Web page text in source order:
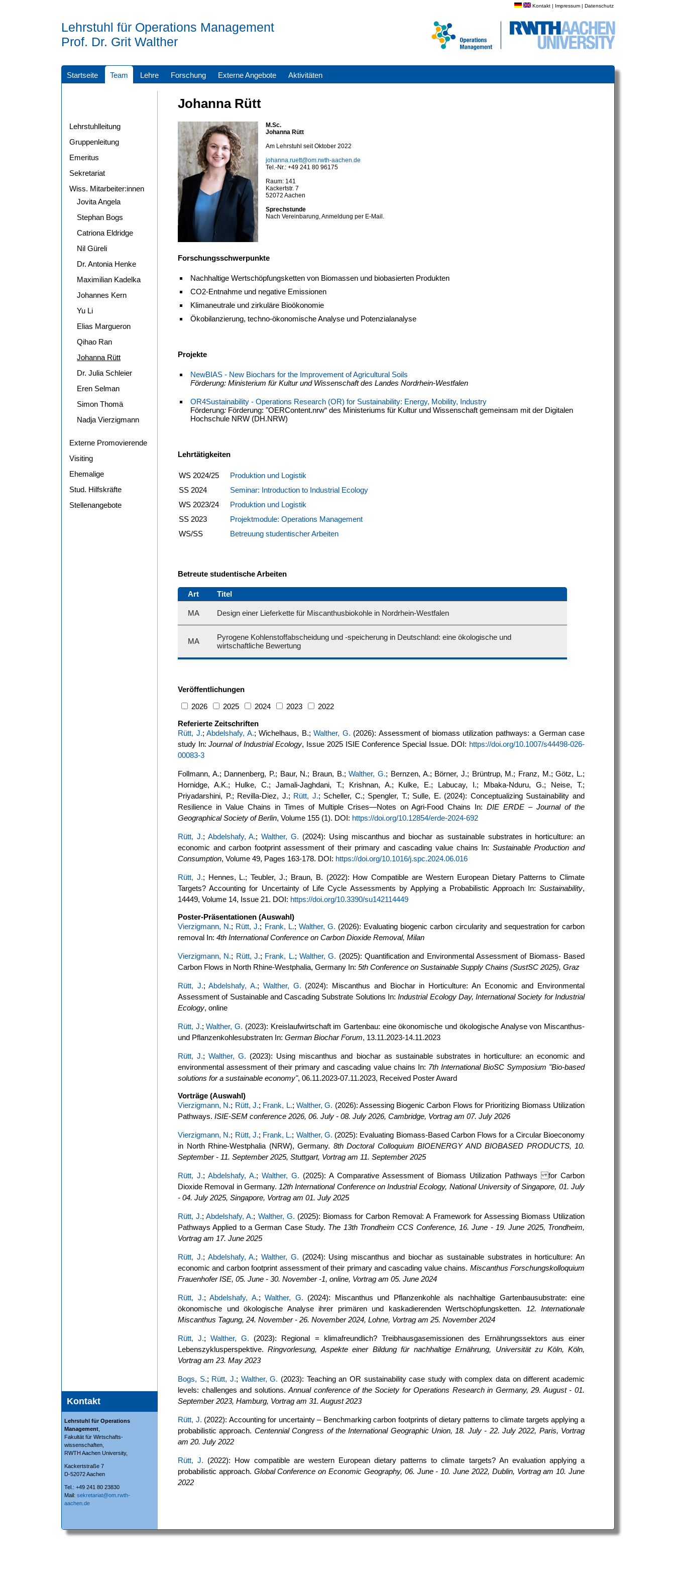
Kontakt | Impressum | Datenschutz
Lehrstuhl für Operations Management
Prof. Dr. Grit Walther
Startseite Team Lehre Forschung Externe Angebote Aktivitäten
Kontakt
Lehrstuhl für Operations
Management
Fakultät für Wirtschafts-
wissenschaften,
RWTH Aachen University,
Kackertstraße 7
D-52072 Aachen
Tel.: +49 241 80 23830
Mail: sekretariat@om.rwth-
aachen.de
Lehrstuhlleitung
Gruppenleitung
Emeritus
Sekretariat
Wiss. Mitarbeiter:innen
Jovita Angela
Stephan Bogs
Catriona Eldridge
Nil Güreli
Dr. Antonia Henke
Maximilian Kadelka
Johannes Kern
Yu Li
Elias Margueron
Qihao Ran
Johanna Rütt
Dr. Julia Schleier
Eren Selman
Simon Thomä
Nadja Vierzigmann
Externe Promovierende
Visiting
Ehemalige
Stud. Hilfskräfte
Stellenangebote
Johanna Rütt
M.Sc.
Johanna Rütt
Am Lehrstuhl seit Oktober 2022
johanna.ruett@om.rwth-aachen.de
Tel.-Nr.: +49 241 80 96175
Raum: 141
Kackertstr. 7
52072 Aachen
Sprechstunde
Nach Vereinbarung, Anmeldung per E-Mail.
Forschungsschwerpunkte
Nachhaltige Wertschöpfungsketten von Biomassen und biobasierten Produkten
CO2-Entnahme und negative Emissionen
Klimaneutrale und zirkuläre Bioökonomie
Ökobilanzierung, techno-ökonomische Analyse und Potenzialanalyse
Projekte
NewBIAS - New Biochars for the Improvement of Agricultural Soils
Förderung: Ministerium für Kultur und Wissenschaft des Landes Nordrhein-Westfalen
OR4Sustainability - Operations Research (OR) for Sustainability: Energy, Mobility, Industry
Förderung: Förderung: "OERContent.nrw“ des Ministeriums für Kultur und Wissenschaft gemeinsam mit der Digitalen
Hochschule NRW (DH.NRW)
Lehrtätigkeiten
WS 2024/25
Produktion und Logistik
SS 2024
Seminar: Introduction to Industrial Ecology
WS 2023/24
Produktion und Logistik
SS 2023
Projektmodule: Operations Management
WS/SS
Betreuung studentischer Arbeiten
Betreute studentische Arbeiten
Art Titel
MA Design einer Lieferkette für Miscanthusbiokohle in Nordrhein-Westfalen
MA
Pyrogene Kohlenstoffabscheidung und -speicherung in Deutschland: eine ökologische und
wirtschaftliche Bewertung
Veröffentlichungen
2026
2025 2024 2023
2022
Referierte Zeitschriften
Rütt, J.; Abdelshafy, A.; Wichelhaus, B.; Walther, G. (2026): Assessment of biomass utilization pathways: a German case
study In:Journal of Industrial Ecology, Issue 2025 ISIE Conference Special Issue. DOI: https://doi.org/10.1007/s44498-026-
00083-3
Follmann, A.; Dannenberg, P.; Baur, N.; Braun, B.;Walther, G.; Bernzen, A.; Börner, J.; Brüntrup, M.; Franz, M.; Götz, L.;
Hornidge, A.K.; Hulke, C.; Jamali-Jaghdani, T.; Krishnan, A.; Kulke, E.; Labucay, I.; Mbaka-Nduru, G.; Neise, T.;
Priyadarshini, P.; Revilla-Diez, J.; Rütt, J.; Scheller, C.; Spengler, T.; Sulle, E. (2024): Conceptualizing Sustainability and
Resilience in Value Chains in Times of Multiple Crises—Notes on Agri-Food Chains In:DIE ERDE – Journal of the
Geographical Society of Berlin, Volume 155 (1). DOI: https://doi.org/10.12854/erde-2024-692
Rütt, J.; Abdelshafy, A.;Walther, G. (2024): Using miscanthus and biochar as sustainable substrates in horticulture: an
economic and carbon footprint assessment of their primary and cascading value chains In: Sustainable Production and
Consumption, Volume 49, Pages 163-178. DOI: https://doi.org/10.1016/j.spc.2024.06.016
Rütt, J.; Hennes, L.; Teubler, J.; Braun, B. (2022): How Compatible are Western European Dietary Patterns to Climate
Targets? Accounting for Uncertainty of Life Cycle Assessments by Applying a Probabilistic Approach In: Sustainability,
14449, Volume 14, Issue 21. DOI: https://doi.org/10.3390/su142114449
Poster-Präsentationen (Auswahl)
Vierzigmann, N.; Rütt, J.; Frank, L.; Walther, G. (2026): Evaluating biogenic carbon circularity and sequestration for carbon
removal In: 4th International Conference on Carbon Dioxide Removal, Milan
Vierzigmann, N.; Rütt, J.; Frank, L.;Walther, G. (2025): Quantification and Environmental Assessment of Biomass- Based
Carbon Flows in North Rhine-Westphalia, Germany In: 5th Conference on Sustainable Supply Chains (SustSC 2025), Graz
Rütt, J.;Abdelshafy, A.; Walther, G. (2024): Miscanthus and Biochar in Horticulture: An Economic and Environmental
Assessment of Sustainable and Cascading Substrate Solutions In:Industrial Ecology Day, International Society for Industrial
Ecology, online
Rütt, J.;Walther, G. (2023): Kreislaufwirtschaft im Gartenbau: eine ökonomische und ökologische Analyse von Miscanthus-
und Pflanzenkohlesubstraten In: German Biochar Forum, 13.11.2023-14.11.2023
Rütt, J.;Walther, G. (2023): Using miscanthus and biochar as sustainable substrates in horticulture: an economic and
environmental assessment of their primary and cascading value chains In: 7th International BioSC Symposium "Bio-based
solutions for a sustainable economy", 06.11.2023-07.11.2023, Received Poster Award
Vorträge (Auswahl)
Vierzigmann, N.; Rütt, J.; Frank, L.; Walther, G. (2026): Assessing Biogenic Carbon Flows for Prioritizing Biomass Utilization
Pathways. ISIE-SEM conference 2026, 06. July - 08. July 2026, Cambridge, Vortrag am 07. July 2026
Vierzigmann, N.; Rütt, J.; Frank, L.; Walther, G. (2025): Evaluating Biomass-Based Carbon Flows for a Circular Bioeconomy
in North Rhine-Westphalia (NRW), Germany. 8th Doctoral Colloquium BIOENERGY AND BIOBASED PRODUCTS, 10.
September - 11. September 2025, Stuttgart, Vortrag am 11. September 2025
Rütt, J.; Abdelshafy, A.; Walther, G. (2025): A Comparative Assessment of Biomass Utilization Pathways for Carbon
Dioxide Removal in Germany. 12th International Conference on Industrial Ecology, National University of Singapore, 01. July
- 04. July 2025, Singapore, Vortrag am 01. July 2025
Rütt, J.;Abdelshafy, A.; Walther, G. (2025): Biomass for Carbon Removal: A Framework for Assessing Biomass Utilization
Pathways Applied to a German Case Study. The 13th Trondheim CCS Conference, 16. June - 19. June 2025, Trondheim,
Vortrag am 17. June 2025
Rütt, J.; Abdelshafy, A.; Walther, G. (2024): Using miscanthus and biochar as sustainable substrates in horticulture: An
economic and carbon footprint assessment of their primary and cascading value chains. Miscanthus Forschungskolloquium
Frauenhofer ISE, 05. June - 30. November -1, online, Vortrag am 05. June 2024
Rütt, J.;Abdelshafy, A.;Walther, G. (2024): Miscanthus und Pflanzenkohle als nachhaltige Gartenbausubstrate: eine
ökonomische und ökologische Analyse ihrer primären und kaskadierenden Wertschöpfungsketten. 12. Internationale
Miscanthus Tagung, 24. November - 26. November 2024, Lohne, Vortrag am 25. November 2024
Rütt, J.;Walther, G. (2023): Regional = klimafreundlich? Treibhausgasemissionen des Ernährungssektors aus einer
Lebenszyklusperspektive.Ringvorlesung, Aspekte einer Bildung für nachhaltige Ernährung, Universität zu Köln, Köln,
Vortrag am 23. May 2023
Bogs, S.; Rütt, J.; Walther, G. (2023): Teaching an OR sustainability case study with complex data on different academic
levels: challenges and solutions.Annual conference of the Society for Operations Research in Germany, 29. August - 01.
September 2023, Hamburg, Vortrag am 31. August 2023
Rütt, J. (2022): Accounting for uncertainty – Benchmarking carbon footprints of dietary patterns to climate targets applying a
probabilistic approach. Centennial Congress of the International Geographic Union, 18. July - 22. July 2022, Paris, Vortrag
am 20. July 2022
Rütt, J. (2022): How compatible are western European dietary patterns to climate targets? An evaluation applying a
probabilistic approach. Global Conference on Economic Geography, 06. June - 10. June 2022, Dublin, Vortrag am 10. June
2022